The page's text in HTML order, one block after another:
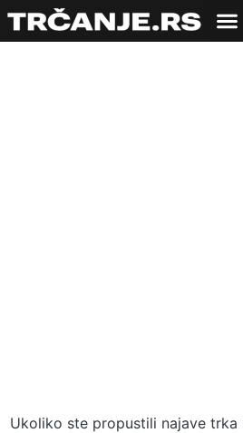
Ukoliko ste propustili najave trka